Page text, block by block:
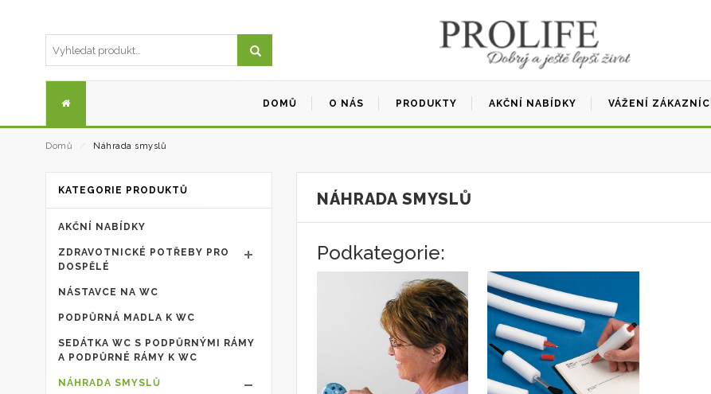
DOMŮ O NÁS PRODUKTY AKČNÍ NABÍDKY VÁŽENÍ ZÁKAZNÍCI
Domů Náhrada smyslů
KATEGORIE PRODUKTŮ
AKČNÍ NABÍDKY
ZDRAVOTNICKÉ POTŘEBY PRO
DOSPĚLÉ
NÁSTAVCE NA WC
PODPŮRNÁ MADLA K WC
SEDÁTKA WC S PODPŮRNÝMI RÁMY
A PODPŮRNÉ RÁMY K WC
NÁHRADA SMYSLŮ
NÁHRADA SMYSLŮ
Podkategorie: